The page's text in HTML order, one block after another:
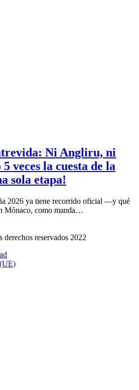
Ni Angliru, ni
veces la cuesta de la
sola etapa!
2026 ya tiene recorrido oficial —y qué
Mónaco, como manda…
reservados 2022